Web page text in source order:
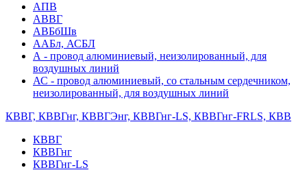
АПВ
АВВГ
АВБбШв
ААБл, АСБЛ
А - провод алюминиевый, неизолированный, для
воздушных линий
АС - провод алюминиевый, со стальным сердечником,
неизолированный, для воздушных линий
КВВГ, КВВГнг, КВВГЭнг, КВВГнг-LS, КВВГнг-FRLS, КВВ
КВВГ
КВВГнг
КВВГнг-LS